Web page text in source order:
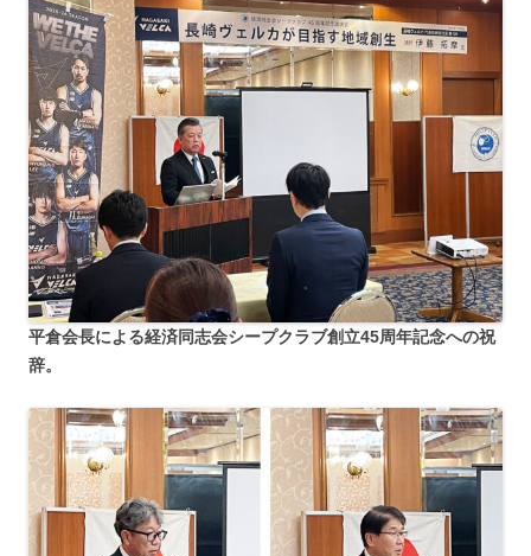
平倉会長による経済同志会シープクラブ創立45周年記念への祝
辞。